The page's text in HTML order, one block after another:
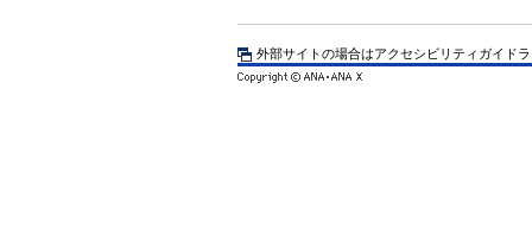
外部サイトの場合はアクセシビリティガイド